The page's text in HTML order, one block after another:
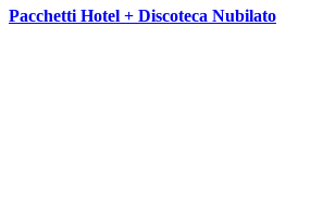
Pacchetti Hotel + Discoteca Nubilato